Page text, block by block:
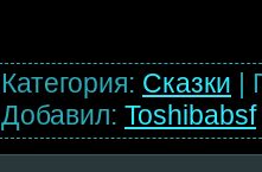
Категория: Сказки |
Добавил: Toshibabsf